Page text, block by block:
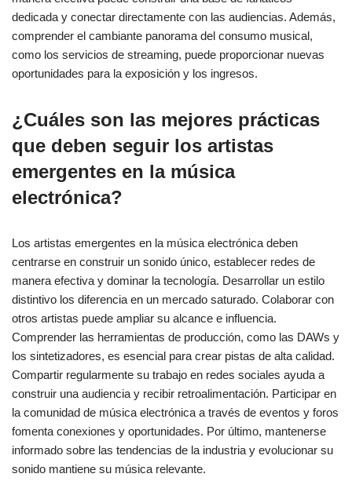
dedicada y conectar directamente con las audiencias. Además,
comprender el cambiante panorama del consumo musical,
como los servicios de streaming, puede proporcionar nuevas
oportunidades para la exposición y los ingresos.
¿Cuáles son las mejores prácticas
que deben seguir los artistas
emergentes en la música
electrónica?
Los artistas emergentes en la música electrónica deben
centrarse en construir un sonido único, establecer redes de
manera efectiva y dominar la tecnología. Desarrollar un estilo
distintivo los diferencia en un mercado saturado. Colaborar con
otros artistas puede ampliar su alcance e influencia.
Comprender las herramientas de producción, como las DAWs y
los sintetizadores, es esencial para crear pistas de alta calidad.
Compartir regularmente su trabajo en redes sociales ayuda a
construir una audiencia y recibir retroalimentación. Participar en
la comunidad de música electrónica a través de eventos y foros
fomenta conexiones y oportunidades. Por último, mantenerse
informado sobre las tendencias de la industria y evolucionar su
sonido mantiene su música relevante.